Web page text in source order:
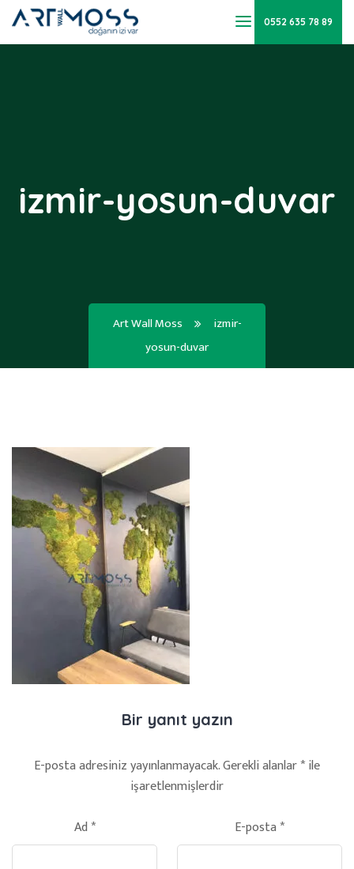
0552 635 78 89
izmir-yosun-duvar
Art Wall Moss
izmir-
yosun-duvar
Bir yanıt yazın
E-posta adresiniz yayınlanmayacak.Gerekli alanlar*ile
işaretlenmişlerdir
Ad* E-posta*